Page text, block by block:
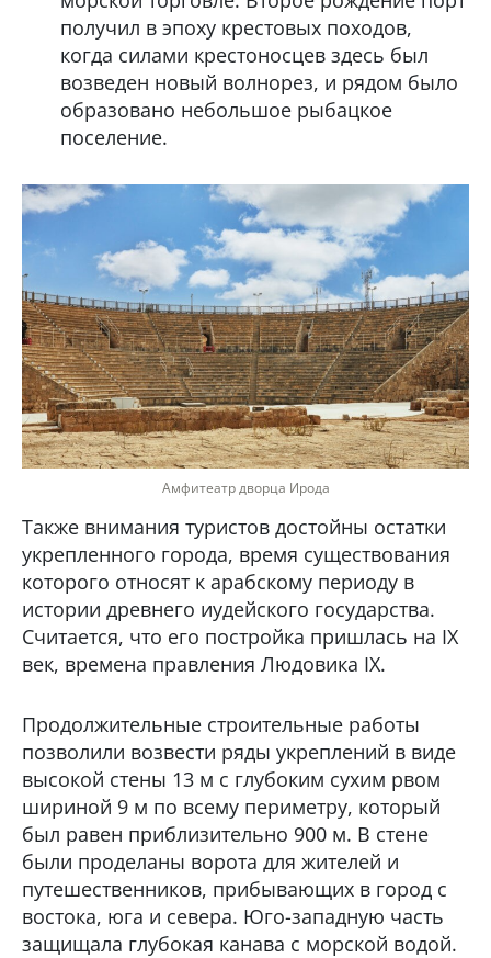
получил в эпоху крестовых походов,
когда силами крестоносцев здесь был
возведен новый волнорез, и рядом было
образовано небольшое рыбацкое
поселение.
Амфитеатр дворца Ирода
Также внимания туристов достойны остатки
укрепленного города, время существования
которого относят к арабскому периоду в
истории древнего иудейского государства.
Считается, что его постройка пришлась на IX
век, времена правления Людовика IX.
Продолжительные строительные работы
позволили возвести ряды укреплений в виде
высокой стены 13 м с глубоким сухим рвом
шириной 9 м по всему периметру, который
был равен приблизительно 900 м. В стене
были проделаны ворота для жителей и
путешественников, прибывающих в город с
востока, юга и севера. Юго-западную часть
защищала глубокая канава с морской водой.